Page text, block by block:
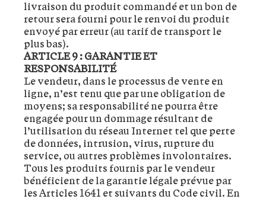
livraison du produit commandé et un bon de
retour sera fourni pour le renvoi du produit
envoyé par erreur (au tarif de transport le
plus bas).
ARTICLE 9 : GARANTIE ET
RESPONSABILITÉ
Le vendeur, dans le processus de vente en
ligne, n’est tenu que par une obligation de
moyens; sa responsabilité ne pourra être
engagée pour un dommage résultant de
l’utilisation du réseau Internet tel que perte
de données, intrusion, virus, rupture du
service, ou autres problèmes involontaires.
Tous les produits fournis par le vendeur
bénéficient de la garantie légale prévue par
les Articles 1641 et suivants du Code civil. En